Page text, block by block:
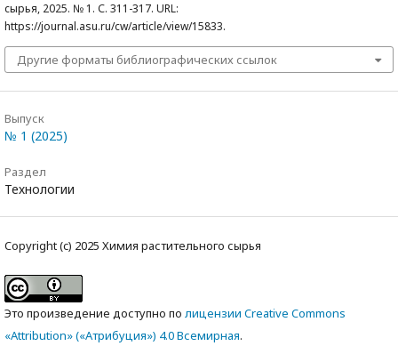
сырья, 2025. № 1. С. 311-317. URL:
https://journal.asu.ru/cw/article/view/15833.
Другие форматы библиографических ссылок
Выпуск
№ 1 (2025)
Раздел
Технологии
Copyright (c) 2025 Химия растительного сырья
Это произведение доступно по лицензии Creative Commons
«Attribution» («Атрибуция») 4.0 Всемирная.